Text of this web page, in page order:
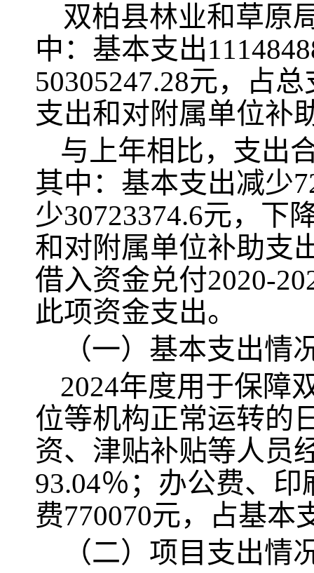
双柏县林业和草原
中：基本支出
50305247.28元，占
支出和对附属单位补
与上年相比，支出
其中：基本支出减少
少30723374.6元，下
和对附属单位补助支
借入资金兑付2020-
此项资金支出。
（一）基本支出情
2024年度用于保障
位等机构正常运转的
资、津贴补贴等人员
93.04％；办公费、
费770070元，
占基本
（二）项目支出情